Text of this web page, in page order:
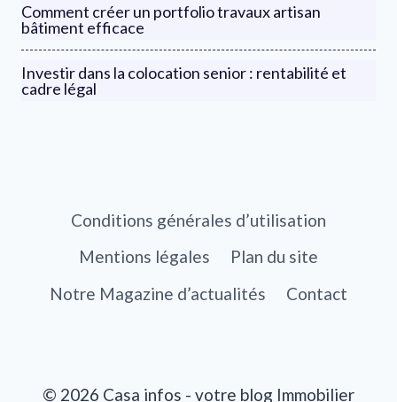
Comment créer un portfolio travaux artisan
bâtiment efficace
Investir dans la colocation senior : rentabilité et
cadre légal
Conditions générales d’utilisation
Mentions légales
Plan du site
Notre Magazine d’actualités
Contact
© 2026 Casa infos - votre blog Immobilier